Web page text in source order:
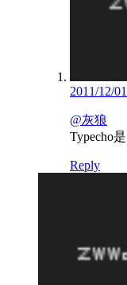
2011/12/
@灰狼
Typecho
Reply